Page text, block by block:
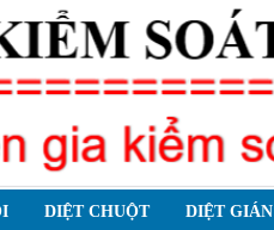
DIỆT CHUỘT DIỆT GIÁN